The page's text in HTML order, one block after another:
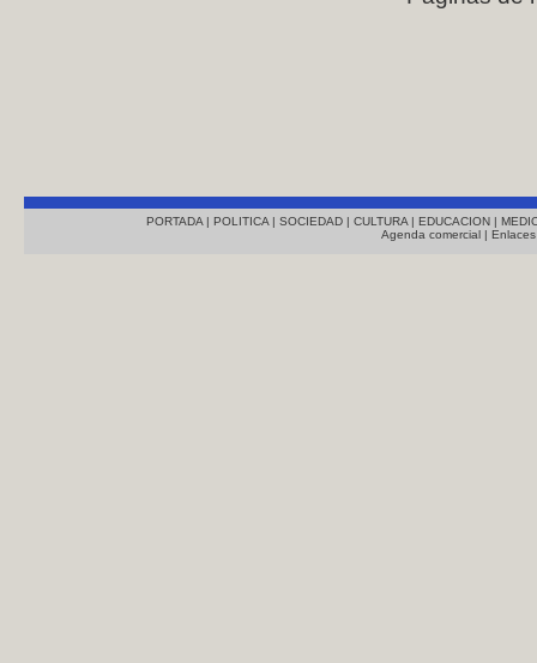
PORTADA | POLITICA | SOCIEDAD | CULTURA | EDUCACION |
Agenda comercial |Enlaces